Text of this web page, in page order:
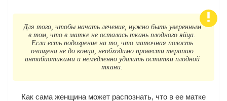
Для того, чтобы начать лечение, нужно быть уверенным
в том, что в матке не осталась ткань плодного яйца.
Если есть подозрение на то, что маточная полость
очищена не до конца, необходимо провести терапию
антибиотиками и немедленно удалить остатки плодной
ткани.
Как сама женщина может распознать, что в ее матке